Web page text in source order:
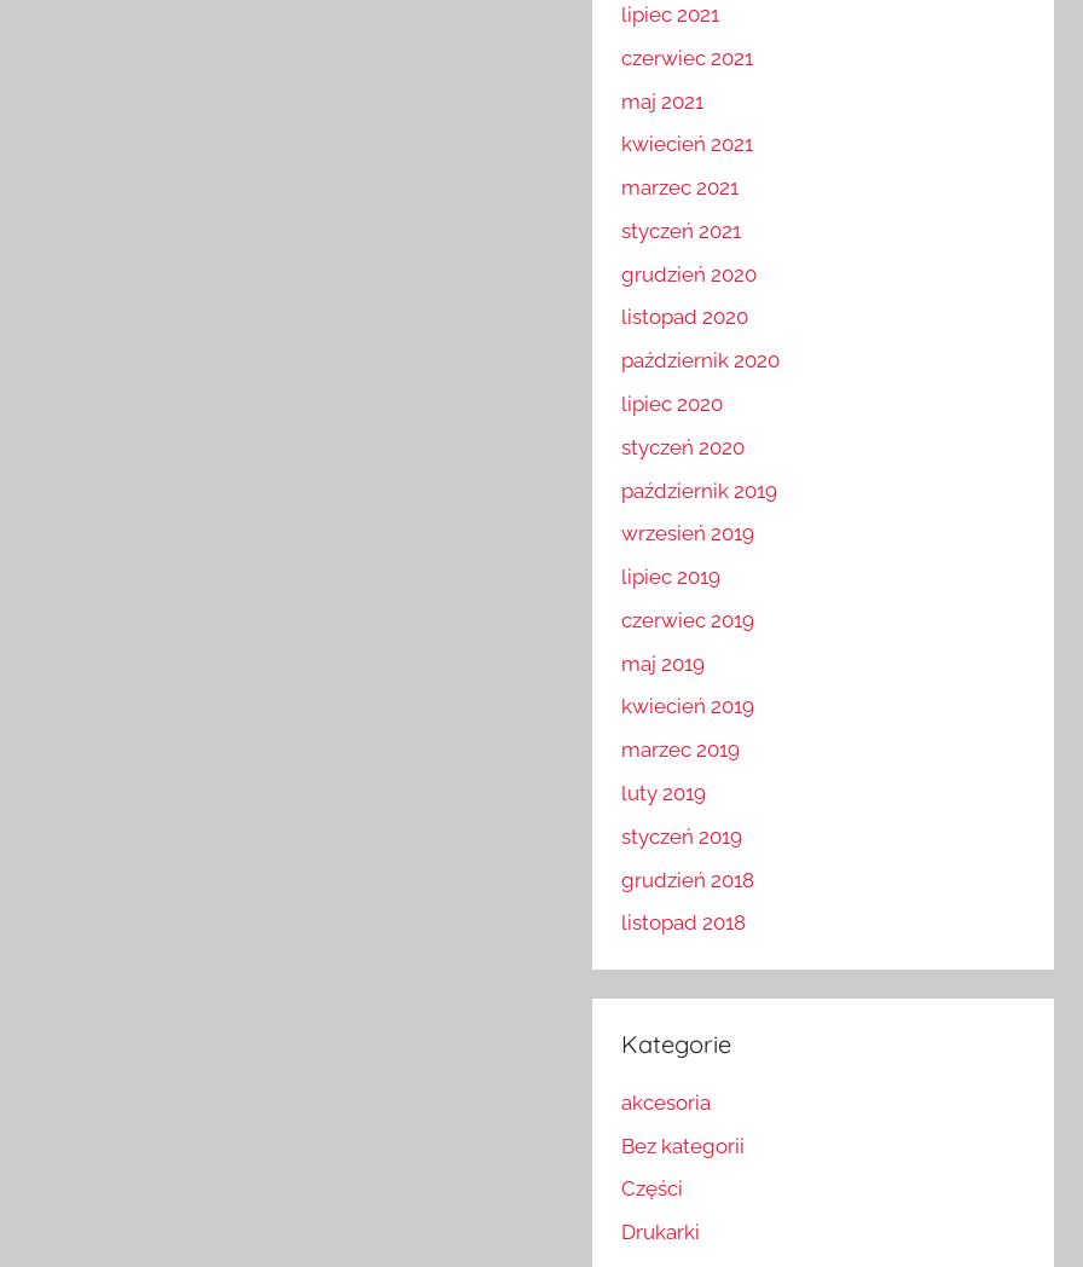
lipiec 2021
czerwiec 2021
maj 2021
kwiecień 2021
marzec 2021
styczeń 2021
grudzień 2020
listopad 2020
październik 2020
lipiec 2020
styczeń 2020
październik 2019
wrzesień 2019
lipiec 2019
czerwiec 2019
maj 2019
kwiecień 2019
marzec 2019
luty 2019
styczeń 2019
grudzień 2018
listopad 2018
Kategorie
akcesoria
Bez kategorii
Części
Drukarki